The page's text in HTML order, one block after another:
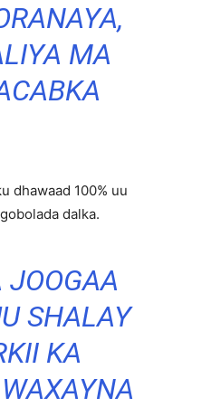
MA
dhawaad ​​100% uu
dalka.
JOOGAA
SHALAY
KA